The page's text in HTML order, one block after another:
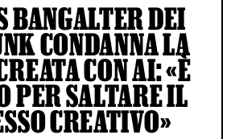
BANGALTER DEI
CONDANNA LA
CON AI: «È
PER SALTARE IL
CREATIVO»